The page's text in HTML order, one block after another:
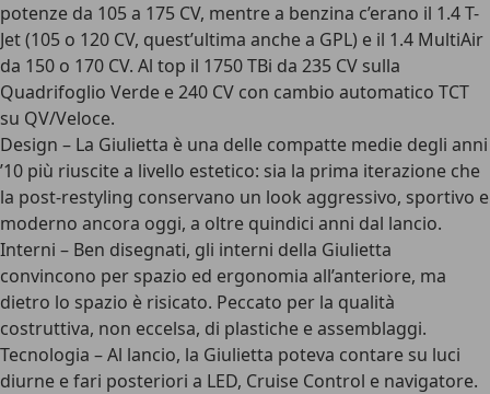
potenze da 105 a 175 CV, mentre a benzina c’erano il 1.4 T-
Jet (105 o 120 CV, quest’ultima anche a GPL) e il 1.4 MultiAir
da 150 o 170 CV. Al top il 1750 TBi da 235 CV sulla
Quadrifoglio Verde e 240 CV con cambio automatico TCT
su QV/Veloce.
Design – La Giulietta è una delle compatte medie degli anni
’10 più riuscite a livello estetico: sia la prima iterazione che
la post-restyling conservano un look aggressivo, sportivo e
moderno ancora oggi, a oltre quindici anni dal lancio.
Interni – Ben disegnati, gli interni della Giulietta
convincono per spazio ed ergonomia all’anteriore, ma
dietro lo spazio è risicato. Peccato per la qualità
costruttiva, non eccelsa, di plastiche e assemblaggi.
Tecnologia – Al lancio, la Giulietta poteva contare su luci
diurne e fari posteriori a LED, Cruise Control e navigatore.